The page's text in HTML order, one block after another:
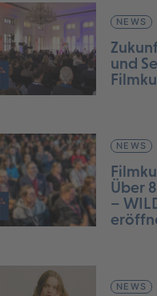
NEWS
und
NEWS
Über
–
NEWS